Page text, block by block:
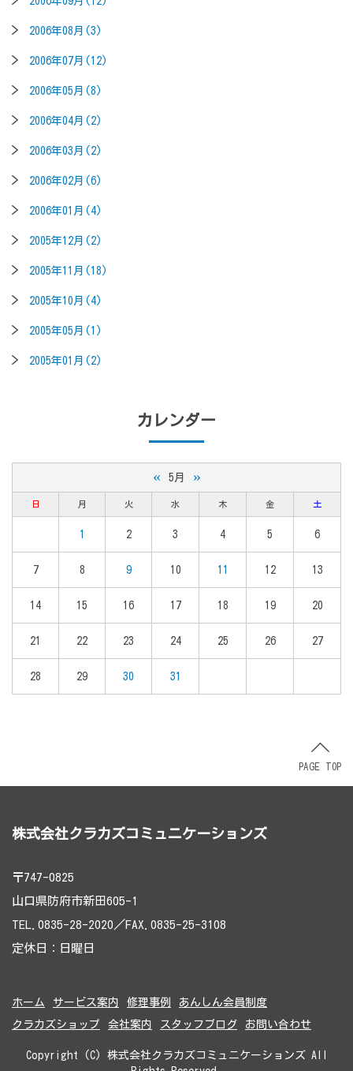
2006年08月(3)
2006年07月(12)
2006年05月(8)
2006年04月(2)
2006年03月(2)
2006年02月(6)
2006年01月(4)
2005年12月(2)
2005年11月(18)
2005年10月(4)
2005年05月(1)
2005年01月(2)
カレンダー
« 5月 »
日 月 火 水 木 金 土
1 2 3 4 5 6
7 8 9 10 11 12 13
14 15 16 17 18 19 20
21 22 23 24 25 26 27
28 29 30 31
PAGE TOP
株式会社クラカズコミュニケーションズ
〒747-0825
山口県防府市新田605-1
TEL.0835-28-2020／FAX.0835-25-3108
定休日：日曜日
ホーム サービス案内 修理事例
あんしん会員制度
クラカズショップ
会社案内 スタッフブログ お問い合わせ
Copyright (C) 株式会社クラカズコミュニケーションズ All